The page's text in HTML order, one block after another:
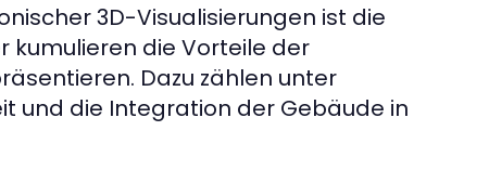
3D-Visualisierungen ist die
kumulieren die Vorteile der
Dazu zählen unter
und die Integration der Gebäude in